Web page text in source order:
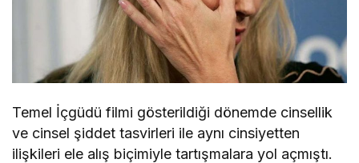
Temel İçgüdü filmi gösterildiği dönemde cinsellik
ve cinsel şiddet tasvirleri ile aynı cinsiyetten
ilişkileri ele alış biçimiyle tartışmalara yol açmıştı.